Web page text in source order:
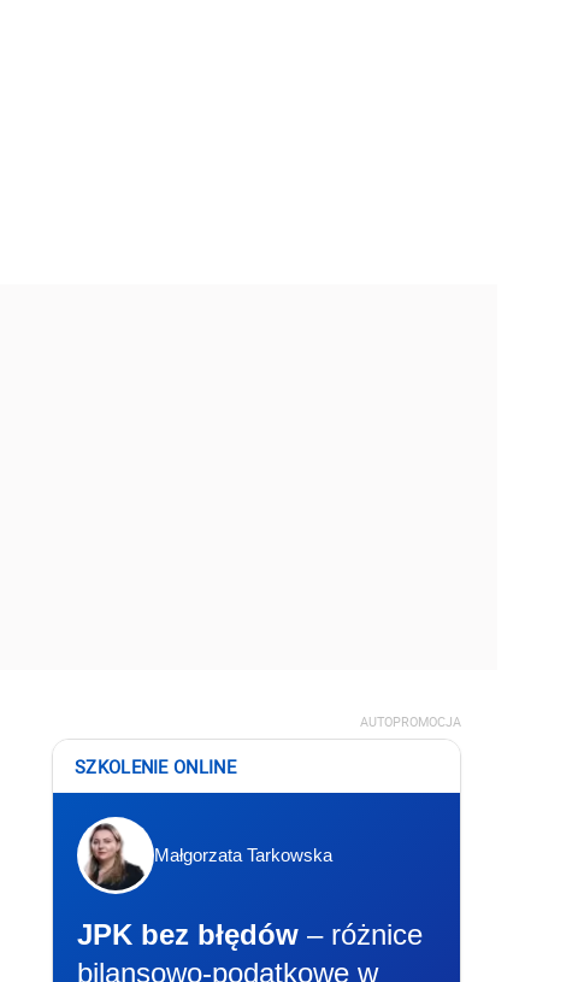
AUTOPROMOCJA
SZKOLENIE ONLINE
Małgorzata Tarkowska
JPK bez błędów – różnice
bilansowo-podatkowe w